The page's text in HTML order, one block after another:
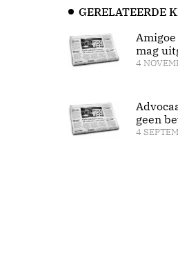
GERELATEERDE
Amigoe
mag
4
geen
4